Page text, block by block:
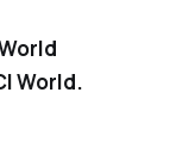
World.